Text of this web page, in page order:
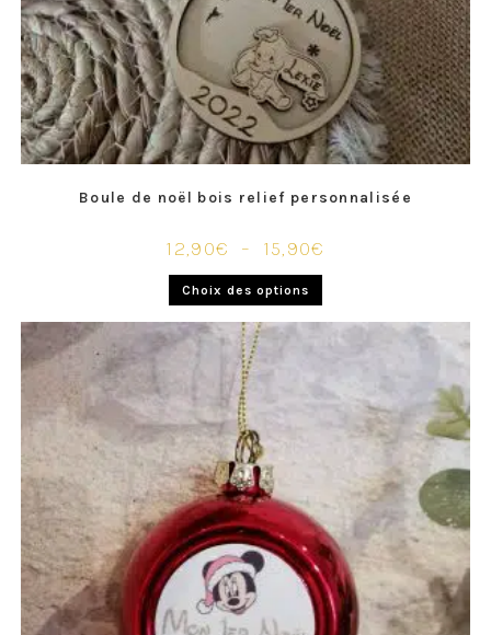
Boule de noël bois relief personnalisée
12,90€ – 15,90€
Choix des options